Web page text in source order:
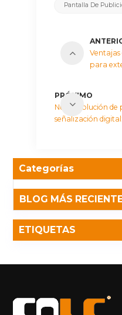
Pantalla De
Ventajas
para
PRÓXIMO
Nueva solución
señalización
Categorías
BLOG MÁS
ETIQUETAS